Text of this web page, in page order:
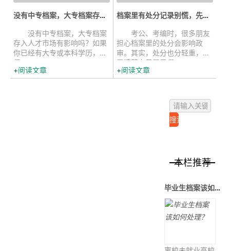
没有中专档案，大专档案存入人才市...
​​​​​​​ 没有中专档案，大专档案
存入人才市场有影响吗？如果
你已经有大专或本科学历，
但...
阅读文章
档案里有处分记录别慌，先看看是哪...
考公、考编时，很多朋友
担心档案里的处分会影响政
审。其实，处分也分轻重，先
弄清楚自己属于哪...
阅读文章
本栏推荐
毕业生档案该如何处理？